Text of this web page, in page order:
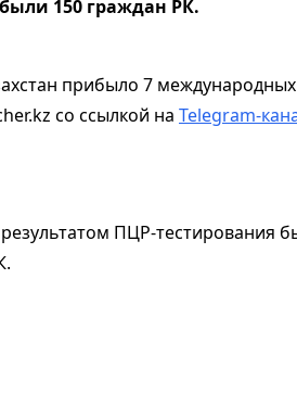
150 граждан РК.
прибыло 7 международных
со ссылкой на Telegram-
ПЦР-тестирования